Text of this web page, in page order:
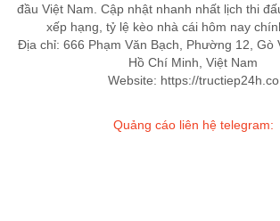
đầu Việt Nam. Cập nhật nhanh nhất lịch thi
xếp hạng, tỷ lệ kèo nhà cái hôm nay
Địa chỉ: 666 Phạm Văn Bạch, Phường 12, Gò
Hồ Chí Minh, Việt Nam
Website: https://tructiep24h.co
Quảng cáo liên hệ telegram: